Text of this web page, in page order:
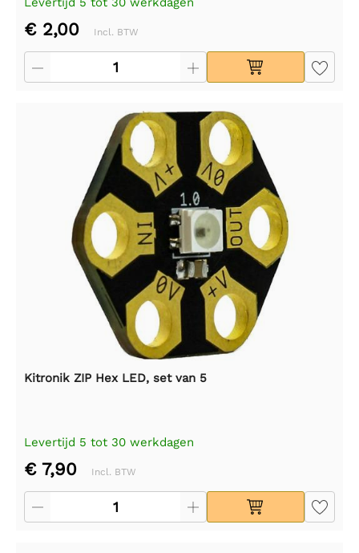
€ 2,00 Incl. BTW
Kitronik ZIP Hex LED, set van 5
Levertijd 5 tot 30 werkdagen
€ 7,90 Incl. BTW